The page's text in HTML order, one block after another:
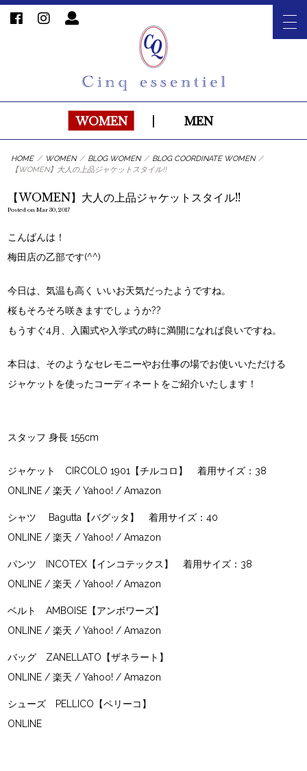
WOMEN MEN
HOME / WOMEN / BLOG WOMEN / BLOG COORDINATE WOMEN /
【WOMEN】大人の上品ジャケットスタイル!!
【WOMEN】大人の上品ジャケットスタイル!!
Posted on Mar 30, 2017
こんばんは！
梅田店の乙部です(^^)
今日は、気温も高く いいお天気だったようですね。
桜もそろそろ咲きますでしょうか??
もうすぐ4月、入園式や入学式の時に満開になれば良いですね。
本日は、そのようなセレモニーやお仕事の場でお使いいただける
ジャケットを使ったコーディネートをご紹介いたします！
スタッフ 身長 155cm
ジャケット CIRCOLO 1901【チルコロ】
着用サイズ：38
ONLINE /楽天 /Yahoo! /Amazon
シャツ Bagutta【バグッタ】
着用サイズ：40
ONLINE /楽天 /Yahoo! /Amazon
パンツ INCOTEX【インコテックス】
着用サイズ：38
ONLINE /楽天 /Yahoo! /Amazon
ベルトAMBOISE【アンボワーズ】
ONLINE /楽天 /Yahoo! /Amazon
バッグ ZANELLATO【ザネラート】
ONLINE /楽天 /Yahoo! /Amazon
シューズ
PELLICO【ペリーコ】
ONLINE